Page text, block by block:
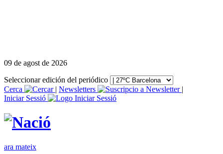
09 de agost de 2026
Seleccionar edición del periódico
Cerca
| Newsletters
|
Iniciar Sessió
ara mateix